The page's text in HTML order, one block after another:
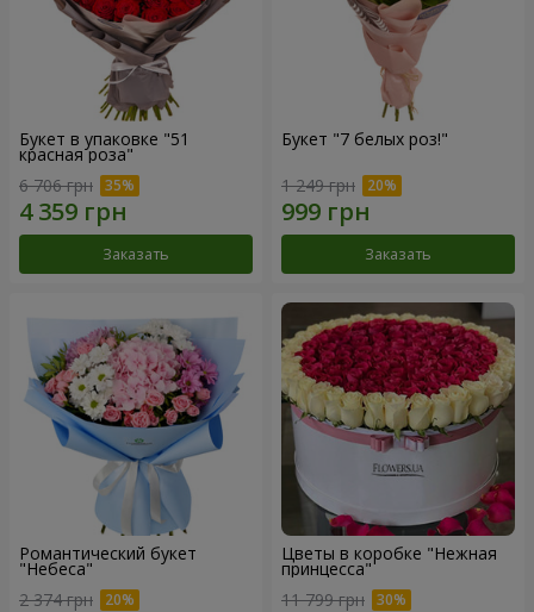
Букет в упаковке "51
красная роза"
6 706 грн
Заказать
Букет "7 белых роз!"
1 249 грн
Заказать
Романтический букет
"Небеса"
2 374 грн
Цветы в коробке "Нежная
принцесса"
11 799 грн